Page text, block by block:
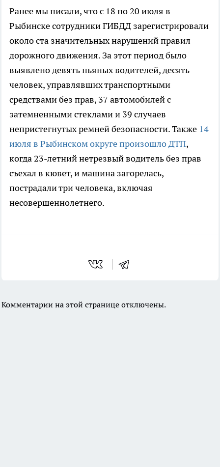
Ранее мы писали, что с 18 по 20 июля в
Рыбинске сотрудники ГИБДД зарегистрировали
около ста значительных нарушений правил
дорожного движения. За этот период было
выявлено девять пьяных водителей, десять
человек, управлявших транспортными
средствами без прав, 37 автомобилей с
затемненными стеклами и 39 случаев
непристегнутых ремней безопасности. Также 14
июля в Рыбинском округе произошло ДТП,
когда 23-летний нетрезвый водитель без прав
съехал в кювет, и машина загорелась,
пострадали три человека, включая
несовершеннолетнего.
Комментарии на этой странице отключены.